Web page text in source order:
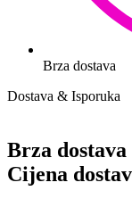
Brza dostava
Dostava & Isporuka
Brza
Cijena